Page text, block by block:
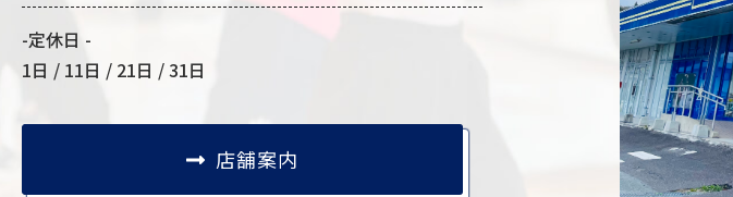
-定休日 -
1日 / 11日 / 21日 / 31日
店舗案内